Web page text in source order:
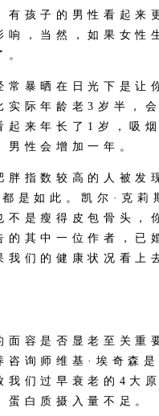
有孩子的男性看起来
响，当然，如果女
。
暴晒在日光下是让
实际年龄老3岁半，
起来年长了1岁，吸
男性会增加一年。
指数较高的人被发
是如此。凯尔·克
不是瘦得皮包骨头，
的其中一位作者，已
我们的健康状况看上
容是否显老至关重
咨询师维基·埃奇森
我们过早衰老的4大
蛋白质摄入量不足。